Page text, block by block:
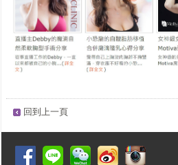
回到上一頁